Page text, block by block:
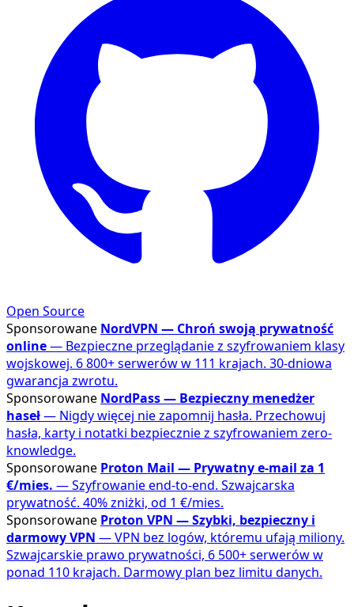
Open Source
Sponsorowane NordVPN — Chroń swoją prywatność
online— Bezpieczne przeglądanie z szyfrowaniem klasy
wojskowej. 6 800+ serwerów w 111 krajach. 30-dniowa
gwarancja zwrotu.
Sponsorowane NordPass — Bezpieczny menedżer
haseł— Nigdy więcej nie zapomnij hasła. Przechowuj
hasła, karty i notatki bezpiecznie z szyfrowaniem zero-
knowledge.
Sponsorowane Proton Mail — Prywatny e-mail za 1
€/mies. — Szyfrowanie end-to-end. Szwajcarska
prywatność. 40% zniżki, od 1 €/mies.
Sponsorowane Proton VPN — Szybki, bezpieczny i
darmowy VPN — VPN bez logów, któremu ufają miliony.
Szwajcarskie prawo prywatności, 6 500+ serwerów w
ponad 110 krajach. Darmowy plan bez limitu danych.